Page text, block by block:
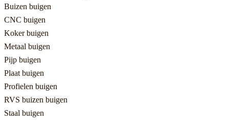
Buizen buigen
CNC buigen
Koker buigen
Metaal buigen
Pijp buigen
Plaat buigen
Profielen buigen
RVS buizen buigen
Staal buigen